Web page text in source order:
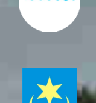
Gmina